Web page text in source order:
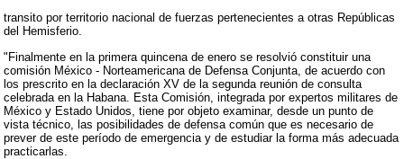
transito por territorio nacional de fuerzas pertenecientes a otras Repúblicas
del Hemisferio.
"Finalmente en la primera quincena de enero se resolvió constituir una
comisión México - Norteamericana de Defensa Conjunta, de acuerdo con
los prescrito en la declaración XV de la segunda reunión de consulta
celebrada en la Habana. Esta Comisión, integrada por expertos militares de
México y Estado Unidos, tiene por objeto examinar, desde un punto de
vista técnico, las posibilidades de defensa común que es necesario de
prever de este período de emergencia y de estudiar la forma más adecuada
practicarlas.